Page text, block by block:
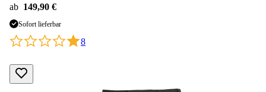
ab 149,90 €
Sofort lieferbar
8